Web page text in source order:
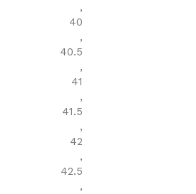
,
40
,
40.5
,
41
,
41.5
,
42
,
42.5
,